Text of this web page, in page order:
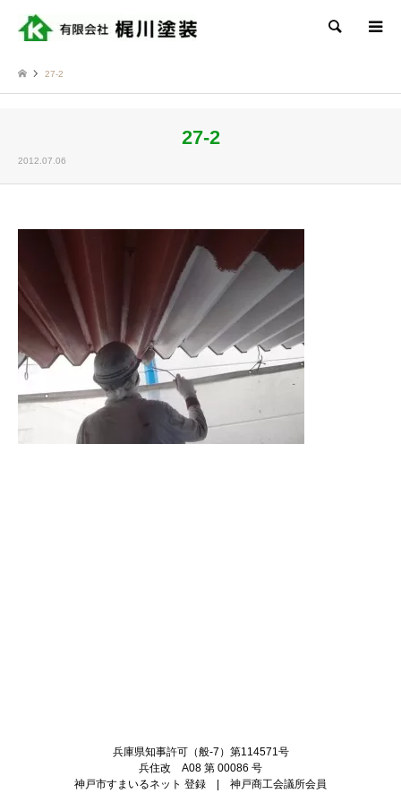
検索
27-2
27-2
2012.07.06
兵庫県知事許可（般-7）第114571号
兵住改 A08 第 00086 号
神戸市すまいるネット 登録 | 神戸商工会議所会員